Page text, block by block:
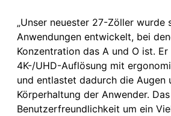
„Unser neuester 27-Zöller wurde
Anwendungen entwickelt, bei
Konzentration das A und O ist.
4K-/UHD-Auflösung mit
und entlastet dadurch die Augen
Körperhaltung der Anwender.
Benutzerfreundlichkeit um ein